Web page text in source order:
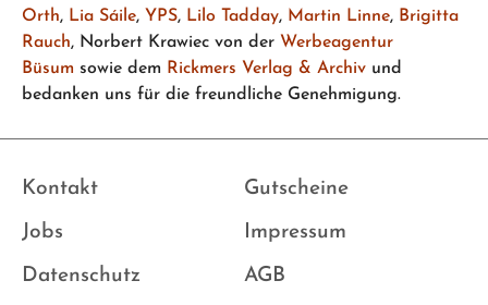
Orth, Lia Sáile, YPS, Lilo Tadday, Martin Linne, Brigitta
Rauch, Norbert Krawiec von der Werbeagentur
Büsum sowie dem Rickmers Verlag & Archiv und
bedanken uns für die freundliche Genehmigung.
Kontakt Gutscheine
Jobs Impressum
Datenschutz AGB